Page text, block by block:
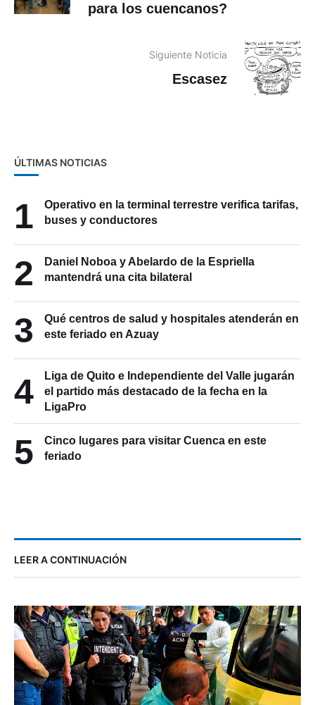
para los cuencanos?
Siguiente Noticia
Escasez
ÚLTIMAS NOTICIAS
1
Operativo en la terminal terrestre verifica tarifas,
buses y conductores
2
Daniel Noboa y Abelardo de la Espriella
mantendrá una cita bilateral
3
Qué centros de salud y hospitales atenderán en
este feriado en Azuay
4
Liga de Quito e Independiente del Valle jugarán
el partido más destacado de la fecha en la
LigaPro
5
Cinco lugares para visitar Cuenca en este
feriado
LEER A CONTINUACIÓN